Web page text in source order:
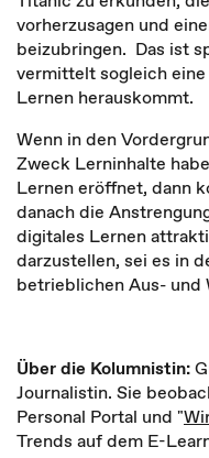
vorherzusagen und
beizubringen. Das ist
vermittelt sogleich
Lernen herauskommt.
Wenn in den
Zweck Lerninhalte
Lernen eröffnet, dann
danach die
digitales Lernen
darzustellen, sei es in
betrieblichen Aus- und
Über die Kolumnistin:
Journalistin. Sie
Personal Portal und "
Trends auf dem E-